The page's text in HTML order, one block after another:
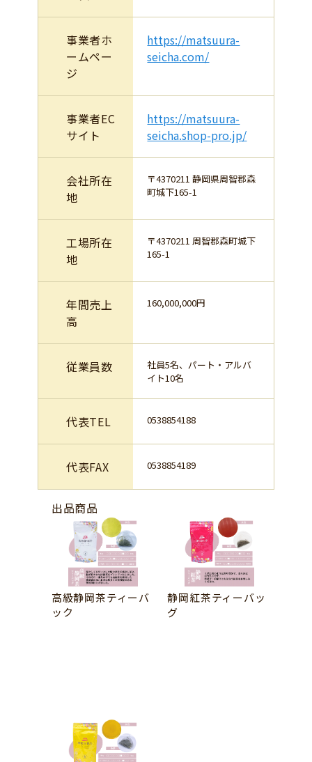
事業者ホ
ームペー
ジ
https://matsuura-
seicha.com/
事業者EC
サイト
https://matsuura-
seicha.shop-pro.jp/
会社所在
地
〒4370211 静岡県周智郡森
町城下165-1
工場所在
地
〒4370211 周智郡森町城下
165-1
年間売上
高
160,000,000円
従業員数
社員5名、パート・アルバ
イト10名
代表TEL 0538854188
代表FAX 0538854189
出品商品
高級静岡茶ティーバ
ック
静岡紅茶ティーバッ
グ